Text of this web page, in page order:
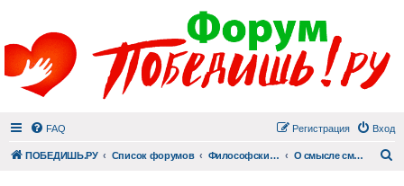
FAQ Вход
Регистрация
ПОБЕДИШЬ.РУ Список форумов Философский раздел О смысле смерти и смысле жизни